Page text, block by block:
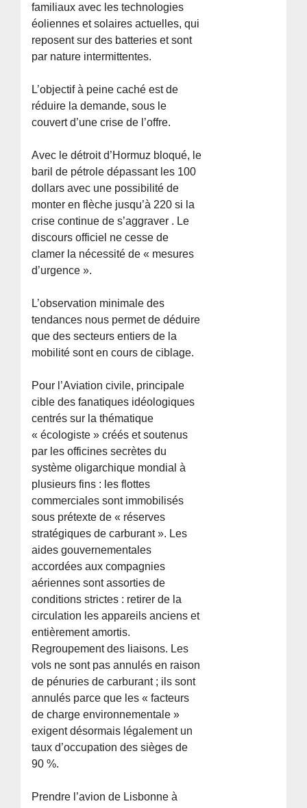
familiaux avec les technologies
éoliennes et solaires actuelles, qui
reposent sur des batteries et sont
par nature intermittentes.
L’objectif à peine caché est de
réduire la demande, sous le
couvert d’une crise de l’offre.
Avec le détroit d’Hormuz bloqué, le
baril de pétrole dépassant les 100
dollars avec une possibilité de
monter en flèche jusqu’à 220 si la
crise continue de s’aggraver . Le
discours officiel ne cesse de
clamer la nécessité de « mesures
d’urgence ».
L’observation minimale des
tendances nous permet de déduire
que des secteurs entiers de la
mobilité sont en cours de ciblage.
Pour l’Aviation civile, principale
cible des fanatiques idéologiques
centrés sur la thématique
« écologiste » créés et soutenus
par les officines secrètes du
système oligarchique mondial à
plusieurs fins : les flottes
commerciales sont immobilisés
sous prétexte de « réserves
stratégiques de carburant ». Les
aides gouvernementales
accordées aux compagnies
aériennes sont assorties de
conditions strictes : retirer de la
circulation les appareils anciens et
entièrement amortis.
Regroupement des liaisons. Les
vols ne sont pas annulés en raison
de pénuries de carburant ; ils sont
annulés parce que les « facteurs
de charge environnementale »
exigent désormais légalement un
taux d’occupation des sièges de
90 %.
Prendre l’avion de Lisbonne à